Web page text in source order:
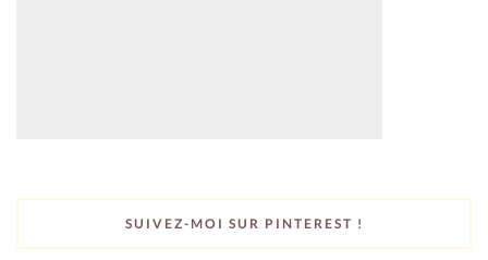
SUIVEZ-MOI SUR PINTEREST !